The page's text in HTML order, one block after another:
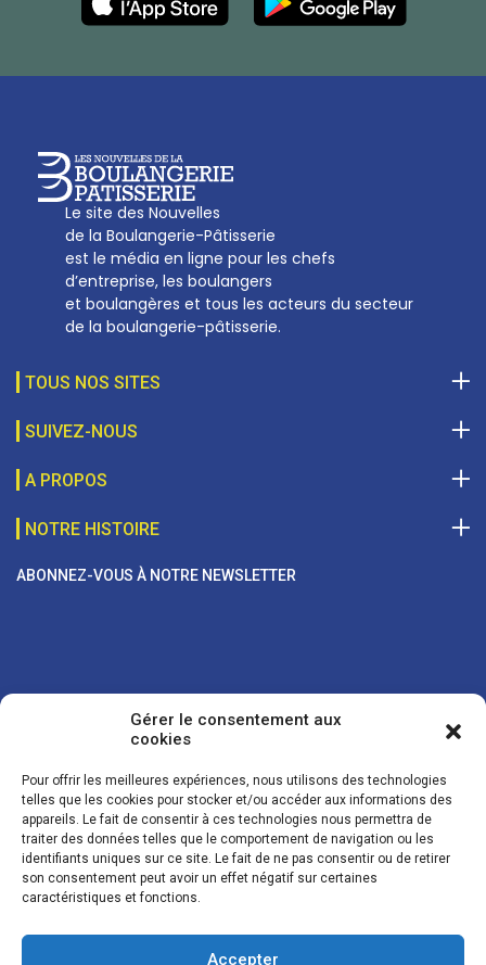
Gérer le consentement aux
cookies
Pour offrir les meilleures expériences, nous utilisons des technologies
telles que les cookies pour stocker et/ou accéder aux informations des
appareils. Le fait de consentir à ces technologies nous permettra de
traiter des données telles que le comportement de navigation ou les
identifiants uniques sur ce site. Le fait de ne pas consentir ou de retirer
son consentement peut avoir un effet négatif sur certaines
caractéristiques et fonctions.
Accepter
Le site des Nouvelles
de la Boulangerie-Pâtisserie
est le média en ligne pour les chefs
d’entreprise, les boulangers
et boulangères et tous les acteurs du secteur
de la boulangerie-pâtisserie.
TOUS NOS SITES
SUIVEZ-NOUS
A PROPOS
27, av d’Eylau - 75782 Paris Cédex 16
01 53 70 16 25
NOTRE HISTOIRE
ABONNEZ-VOUS À NOTRE NEWSLETTER
Vos coordonnées sont uniquement utilisées pour vous envoyer des
lettres d'information sur nos activités. Vous pouvez à tout moment
utiliser le lien de désinscription figurant dans la lettre d'information.